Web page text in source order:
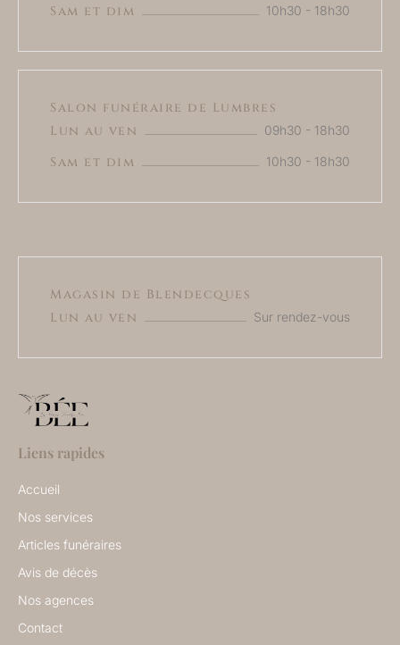
Sam et dim 10h30 - 18h30
Salon funéraire de Lumbres
Lun au ven
09h30 - 18h30
Sam et dim 10h30 - 18h30
Magasin de Blendecques
Lun au ven
Sur rendez-vous
Liens rapides
Accueil
Nos services
Articles funéraires
Avis de décès
Nos agences
Contact